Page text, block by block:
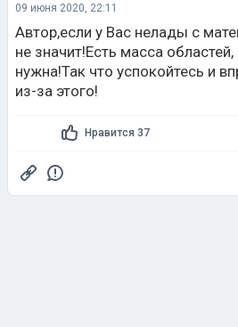
09 июня 2020, 22:11
Автор,если у Вас нелады с
не значит!Есть масса
нужна!Так что успокойтесь и
из-за этого!
Нравится 37